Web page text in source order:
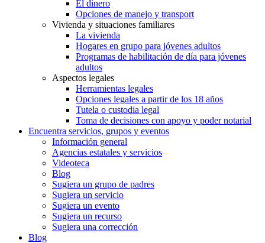
El dinero
Opciones de manejo y transport
Vivienda y situaciones familiares
La vivienda
Hogares en grupo para jóvenes adultos
Programas de habilitación de día para jóvenes
adultos
Aspectos legales
Herramientas legales
Opciones legales a partir de los 18 años
Tutela o custodia legal
Toma de decisiones con apoyo y poder notarial
Encuentra servicios, grupos y eventos
Información general
Agencias estatales y servicios
Videoteca
Blog
Sugiera un grupo de padres
Sugiera un servicio
Sugiera un evento
Sugiera un recurso
Sugiera una corrección
Blog